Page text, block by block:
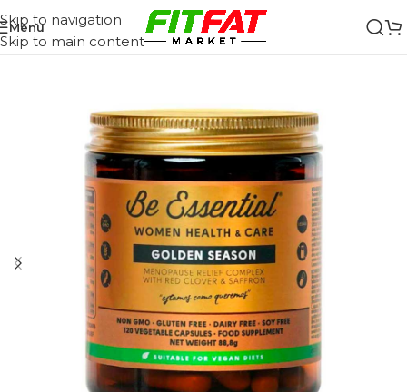
Skip to navigation
Skip to main content
Menu